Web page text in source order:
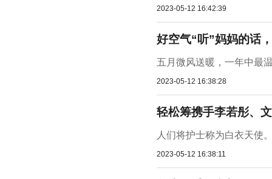
2023-05-12 16:42:39
好空气“听”妈妈的话
五月微风送暖，一年中最
2023-05-12 16:38:28
轻松筹携手李若彤、
人们将护士称为白衣天使
2023-05-12 16:38:11